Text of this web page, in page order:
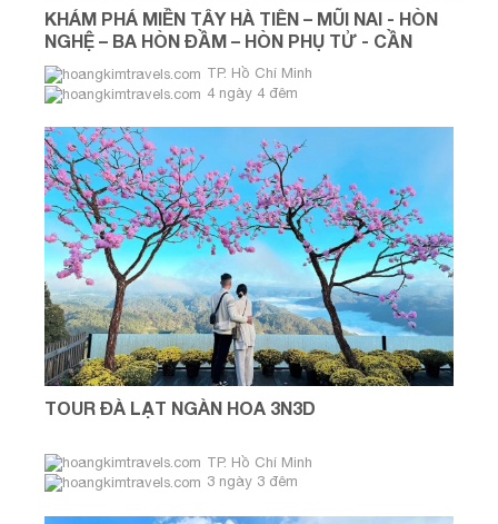
KHÁM PHÁ MIỀN TÂY HÀ TIÊN – MŨI NAI - HÒN
NGHỆ – BA HÒN ĐẦM – HÒN PHỤ TỬ - CẦN
THƠ – VĨNH LONG
TP. Hồ Chí Minh
4 ngày 4 đêm
TOUR ĐÀ LẠT NGÀN HOA 3N3D
TP. Hồ Chí Minh
3 ngày 3 đêm